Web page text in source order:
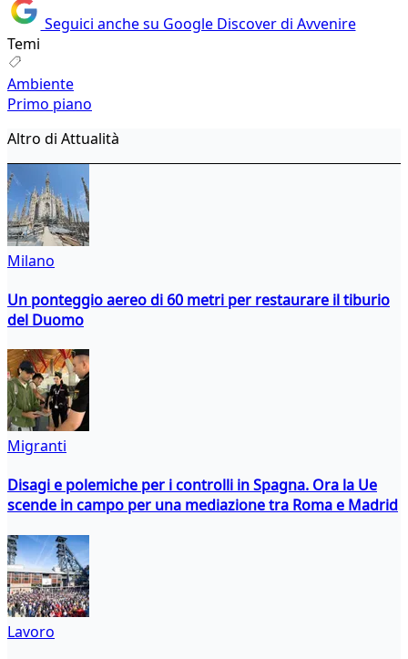
Seguici anche su Google Discover di Avvenire
Temi
Ambiente
Primo piano
Altro di Attualità
Milano
Un ponteggio aereo di 60 metri per restaurare il tiburio
del Duomo
Migranti
Disagi e polemiche per i controlli in Spagna. Ora la Ue
scende in campo per una mediazione tra Roma e Madrid
Lavoro